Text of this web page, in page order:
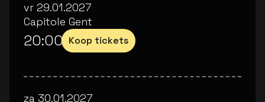
vr 29.01.2027
Capitole Gent
20:00 Koop tickets
za 30.01.2027